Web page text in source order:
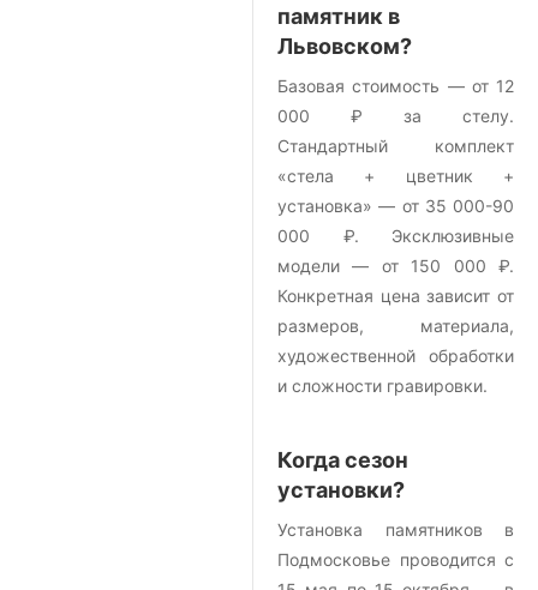
памятник в
Львовском?
Базовая стоимость — от 12
000 ₽ за стелу.
Стандартный комплект
«стела + цветник +
установка» — от 35 000-90
000 ₽. Эксклюзивные
модели — от 150 000 ₽.
Конкретная цена зависит от
размеров, материала,
художественной обработки
и сложности гравировки.
Когда сезон
установки?
Установка памятников в
Подмосковье проводится с